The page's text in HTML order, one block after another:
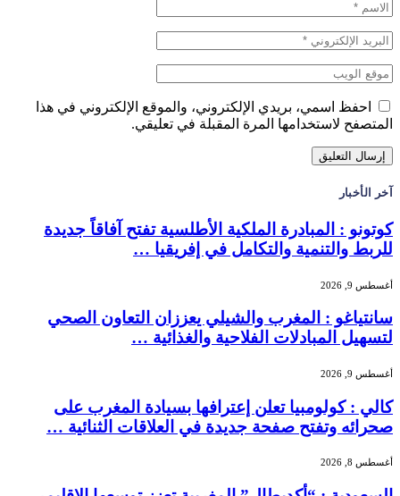
احفظ اسمي، بريدي الإلكتروني، والموقع الإلكتروني في هذا
المتصفح لاستخدامها المرة المقبلة في تعليقي.
آخر الأخبار
كوتونو : المبادرة الملكية الأطلسية تفتح آفاقاً جديدة
للربط والتنمية والتكامل في إفريقيا …
أغسطس 9, 2026
سانتياغو : المغرب والشيلي يعززان التعاون الصحي
لتسهيل المبادلات الفلاحية والغذائية …
أغسطس 9, 2026
كالي : كولومبيا تعلن إعترافها بسيادة المغرب على
صحرائه وتفتح صفحة جديدة في العلاقات الثنائية …
أغسطس 8, 2026